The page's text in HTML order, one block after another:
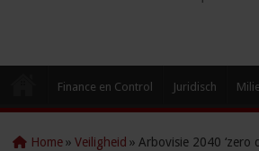
Finance en Control Juridisch
Home » Veiligheid » Arbovisie 2040 ‘zero